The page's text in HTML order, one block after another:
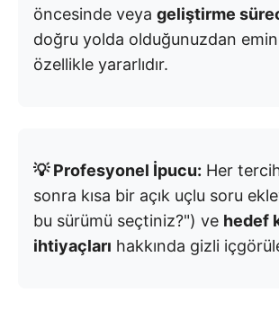
öncesinde veya geliştirme
doğru yolda olduğunuzdan
özellikle yararlıdır.
💡 Profesyonel İpucu: Her
sonra kısa bir açık uçlu soru
bu sürümü seçtiniz?") ve hedef
ihtiyaçları hakkında gizli